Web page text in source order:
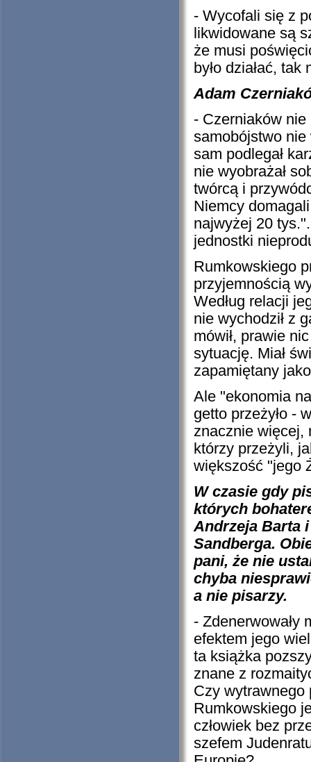
- Wycofali się z
likwidowane są
że musi
było działać,
Adam
- Czerniaków nie
samobójstwo nie
sam podlegał
nie wyobrażał
twórcą i
Niemcy
najwyżej 20
jednostki
Rumkowskiego
przyjemnością
Według relacji
nie wychodził z
mówił, prawie
sytuację. Miał
zapamiętany
Ale "ekonomia
getto przeżyło -
znacznie więcej,
którzy przeżyli,
większość "jego
W czasie gdy
których
Andrzeja Barta
Sandberga.
pani, że nie
chyba
a nie pisarzy.
- Zdenerwowały
efektem jego
ta książka
znane z
Czy wytrawnego
Rumkowskiego
człowiek bez
szefem